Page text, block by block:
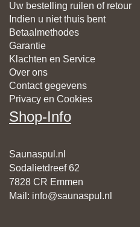
Uw bestelling ruilen of retour
Indien u niet thuis bent
Betaalmethodes
Garantie
Klachten en Service
Over ons
Contact gegevens
Privacy en Cookies
Shop-Info
Saunaspul.nl
Sodalietdreef 62
7828 CR Emmen
Mail : info@saunaspul.nl